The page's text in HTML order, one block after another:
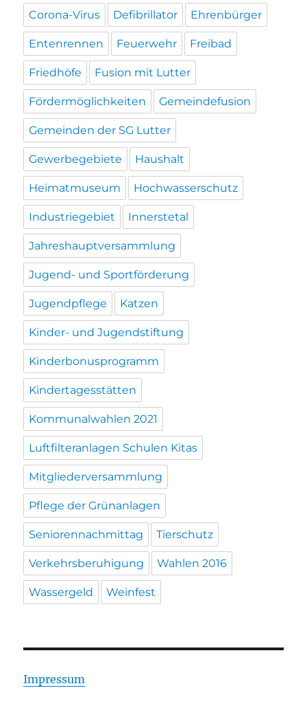
Corona-Virus Defibrillator Ehrenbürger
Entenrennen Feuerwehr Freibad
Friedhöfe Fusion mit Lutter
Fördermöglichkeiten Gemeindefusion
Gemeinden der SG Lutter
Gewerbegebiete Haushalt
Heimatmuseum Hochwasserschutz
Industriegebiet Innerstetal
Jahreshauptversammlung
Jugend- und Sportförderung
Jugendpflege Katzen
Kinder- und Jugendstiftung
Kinderbonusprogramm
Kindertagesstätten
Kommunalwahlen 2021
Luftfilteranlagen Schulen Kitas
Mitgliederversammlung
Pflege der Grünanlagen
Seniorennachmittag Tierschutz
Verkehrsberuhigung Wahlen 2016
Wassergeld Weinfest
Impressum